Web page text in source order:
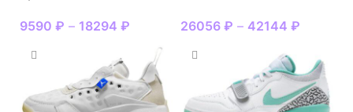
9590 ₽ – 18294 ₽ 26056 ₽ – 42144 ₽